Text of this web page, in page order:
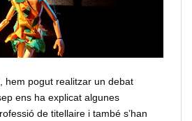
hem pogut realitzar un debat
ens ha explicat algunes
de titellaire i també s’han